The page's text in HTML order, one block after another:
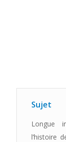
Sujet
Longue
l’histoire